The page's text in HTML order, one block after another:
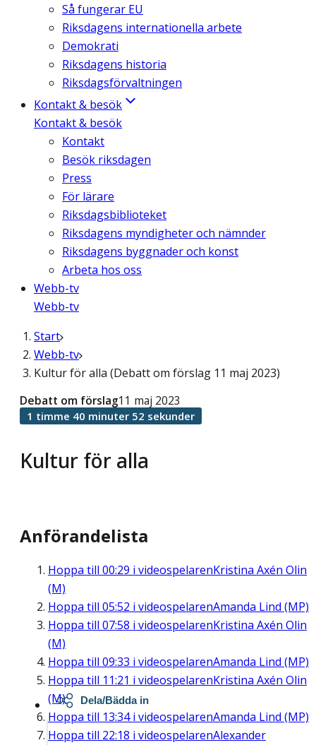
Så fungerar EU
Riksdagens internationella arbete
Demokrati
Riksdagens historia
Riksdagsförvaltningen
Kontakt & besök
Kontakt & besök
Kontakt
Besök riksdagen
Press
För lärare
Riksdagsbiblioteket
Riksdagens myndigheter och nämnder
Riksdagens byggnader och konst
Arbeta hos oss
Webb-tv
Webb-tv
Start
Webb-tv
Kultur för alla (Debatt om förslag 11 maj 2023)
Kultur för alla
Debatt om förslag11 maj 2023
1 timme 40 minuter 52 sekunder
Anförandelista
Hoppa till 00:29 i videospelarenKristina Axén Olin
(M)
Hoppa till 05:52 i videospelarenAmanda Lind (MP)
Hoppa till 07:58 i videospelarenKristina Axén Olin
(M)
Hoppa till 09:33 i videospelarenAmanda Lind (MP)
Hoppa till 11:21 i videospelarenKristina Axén Olin
(M)
Hoppa till 13:34i videospelarenAmanda Lind (MP)
Hoppa till 22:18 i videospelarenAlexander
Dela/Bädda in